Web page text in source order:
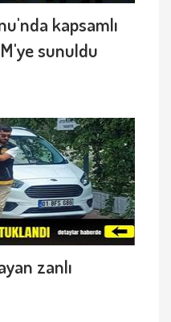
kapsamlı
sunuldu
zanlı